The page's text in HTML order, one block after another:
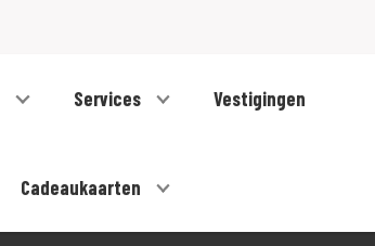
Services Vestigingen
Cadeaukaarten